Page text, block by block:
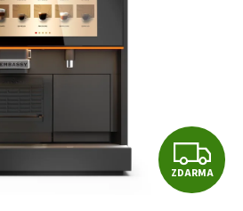
Z
D
ZDARMA